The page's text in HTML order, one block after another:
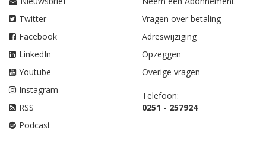
Twitter
Facebook
LinkedIn
Youtube
Instagram
RSS
Podcast
Vragen over betaling
Adreswijziging
Opzeggen
Overige vragen
Telefoon:
0251 - 257924